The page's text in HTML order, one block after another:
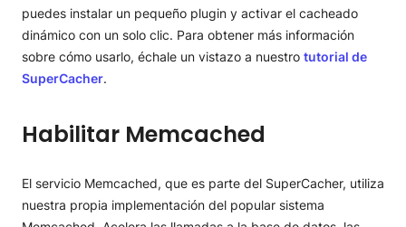
Prueba de rendimiento
Opción de multisitio
Acciones posteriores a un hackeo
Comandos WP-CLI de Security Optimizer
Cambiar esquema de color del panel
WP-CLI
Cambiar tu usuario admin de WordPress
VaultPress via SSH
E-commerce con WordPress
BuddyPress en WordPress
Temas avanzados
Optimización de WordPress
Buscar y reemplazar
Limitar el WordPress Heartbeat
puedes instalar un pequeño plugin y activar el cacheado
dinámico con un solo clic. Para obtener más información
sobre cómo usarlo, échale un vistazo a nuestro tutorial de
SuperCacher.
Habilitar Memcached
El servicio Memcached, que es parte del SuperCacher, utiliza
nuestra propia implementación del popular sistema